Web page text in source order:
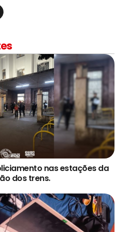
nas estações da
dos trens.